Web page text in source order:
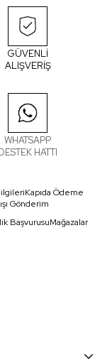
GÜVENLİ
ALIŞVERİŞ
WHATSAPP
HATTI
Kapıda Ödeme
Gönderim
BaşvurusuMağazalar